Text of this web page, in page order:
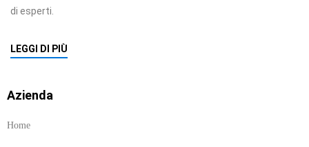
di esperti.
LEGGI DI PIÙ
Azienda
Home